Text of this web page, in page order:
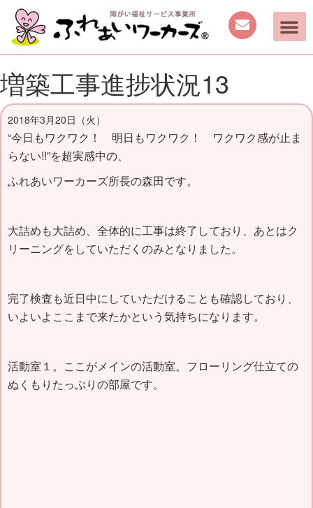
増築工事進捗状況13
2018年3月20日（火）
“今日もワクワク！ 明日もワクワク！ ワクワク感が止ま
らない!!”を超実感中の、
ふれあいワーカーズ所長の森田です。
大詰めも大詰め、全体的に工事は終了しており、あとはク
リーニングをしていただくのみとなりました。
完了検査も近日中にしていただけることも確認しており、
いよいよここまで来たかという気持ちになります。
活動室１。ここがメインの活動室。フローリング仕立ての
ぬくもりたっぷりの部屋です。